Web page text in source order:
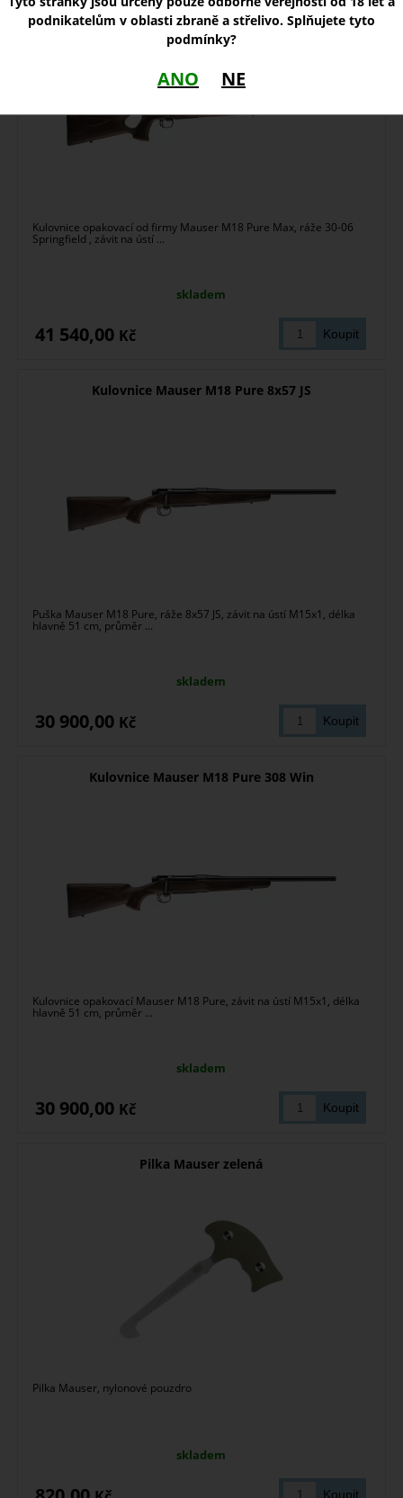
Kulovnice Mauser M18 Pure Max 30-06 Springfield
Kulovnice opakovací od firmy Mauser M18 Pure Max, ráže 30-06
Springfield , závit na ústí ...
skladem
41 540,00 Kč
Kulovnice Mauser M18 Pure 8x57 JS
Puška Mauser M18 Pure, ráže 8x57 JS, závit na ústí M15x1, délka
hlavně 51 cm, průměr ...
skladem
30 900,00 Kč
Kulovnice Mauser M18 Pure 308 Win
Kulovnice opakovací Mauser M18 Pure, závit na ústí M15x1, délka
hlavně 51 cm, průměr ...
skladem
30 900,00 Kč
Pilka Mauser zelená
Pilka Mauser, nylonové pouzdro
skladem
podnikatelům v oblasti zbraně a střelivo. Splňujete tyto
podmínky?
ANO NE